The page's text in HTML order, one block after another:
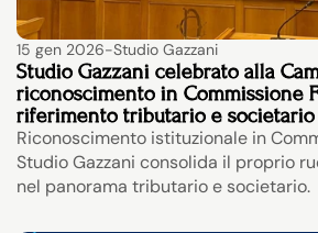
15 gen 2026-Studio Gazzani
Studio Gazzani celebrato alla
riconoscimento in Commissione
riferimento tributario e societario
Riconoscimento istituzionale in
Studio Gazzani consolida il proprio
nel panorama tributario e societario.